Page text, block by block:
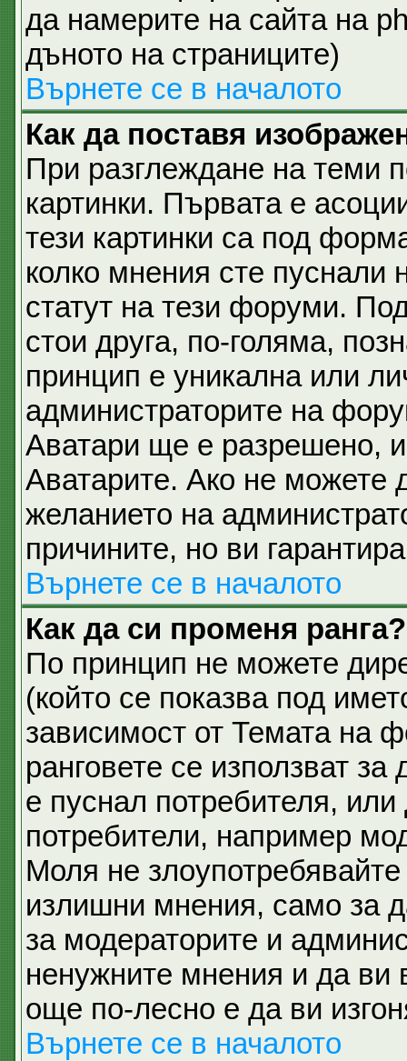
да намерите на сайта на
дъното на страниците)
Върнете се в началото
Как да поставя
При разглеждане на теми
картинки. Първата е
тези картинки са под
колко мнения сте
статут на тези форуми.
стои друга, по-голяма,
принцип е уникална или
администраторите на
Аватари ще е разрешено,
Аватарите. Ако не можете
желанието на
причините, но ви
Върнете се в началото
Как да си променя ранга?
По принцип не можете
(който се показва под
зависимост от Темата на
ранговете се използват
е пуснал потребителя,
потребители, например
Моля не
излишни мнения, само за
за модераторите и
ненужните мнения и да ви
още по-лесно е да ви
Върнете се в началото